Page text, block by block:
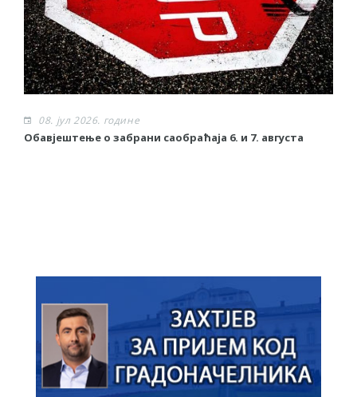
08. јул 2026. године
Обавјештење о забрани саобраћаја 6. и 7. августа